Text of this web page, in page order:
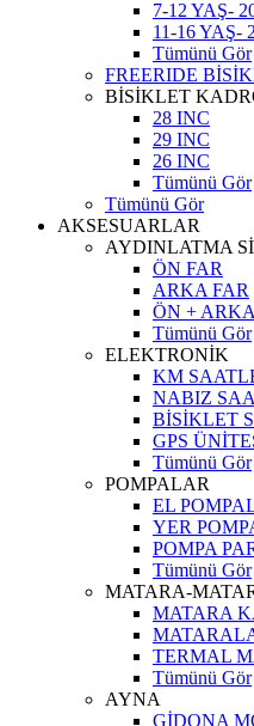
7-12 YAŞ-
11-16 YAŞ-
Tümünü Gör
FREERIDE
BİSİKLET
28 INC
29 INC
26 INC
Tümünü Gör
Tümünü Gör
AKSESUARLAR
AYDINLATMA
ÖN FAR
ARKA FAR
ÖN +
Tümünü Gör
ELEKTRONİK
KM
NABIZ
BİSİKLET
GPS
Tümünü Gör
POMPALAR
EL
YER
POMPA
Tümünü Gör
MATARA-
MATARA
TERMAL
Tümünü Gör
AYNA
GİDONA